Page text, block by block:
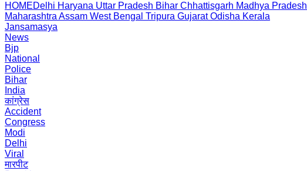
HOMEDelhi Haryana Uttar Pradesh Bihar Chhattisgarh Madhya Pradesh
Maharashtra Assam West Bengal Tripura Gujarat Odisha Kerala
Jansamasya
News
Bjp
National
Police
Bihar
India
कांग्रेस
Accident
Congress
Modi
Delhi
Viral
मारपीट